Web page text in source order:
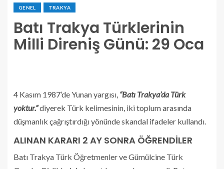
GENEL TRAKYA
Batı Trakya Türklerinin
Milli Direniş Günü: 29 Oca
4 Kasım 1987’de Yunan yargısı, “Batı Trakya’da Türk
yoktur.”diyerek Türk kelimesinin, iki toplum arasında
düşmanlık çağrıştırdığı yönünde skandal ifadeler kullandı.
ALINAN KARARI 2 AY SONRA ÖĞRENDİLER
Batı Trakya Türk Öğretmenler ve Gümülcine Türk